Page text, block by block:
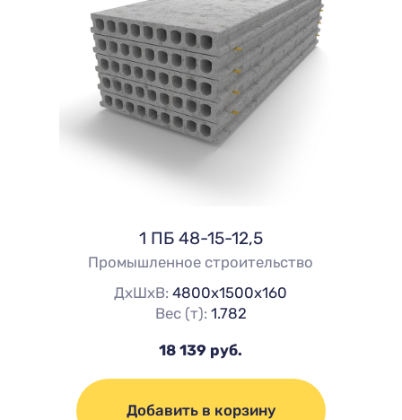
1 ПБ 48-15-12,5
Промышленное строительство
ДхШхВ:4800х1500х160
Вес (т): 1.782
18 139 руб.
Добавить в корзину